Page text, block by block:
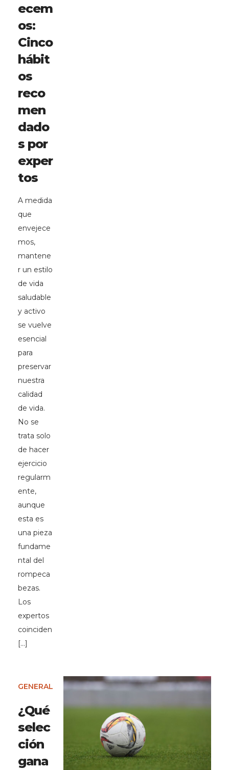
ecem
os:
Cinco
hábit
os
reco
men
dado
s por
exper
tos
A medida
que
envejece
mos,
mantene
r un estilo
de vida
saludable
y activo
se vuelve
esencial
para
preservar
nuestra
calidad
de vida.
No se
trata solo
de hacer
ejercicio
regularm
ente,
aunque
esta es
una pieza
fundame
ntal del
rompeca
bezas.
Los
expertos
coinciden
[…]
GENERAL
¿Qué
selec
ción
gana